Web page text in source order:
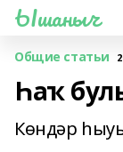
Ышаныч
Общие статьи
Һаҡ
Көндәр